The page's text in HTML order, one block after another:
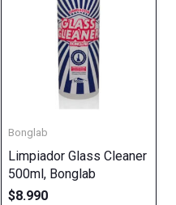
Bonglab
Limpiador Glass Cleaner
500ml, Bonglab
$8.990